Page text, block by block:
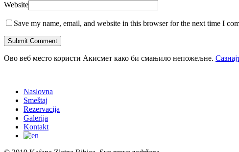
Website
Save my name, email, and website in this browser for the next time I
Ово веб место користи Акисмет како би смањило непожељне.
Naslovna
Smeštaj
Rezervacija
Galerija
Kontakt